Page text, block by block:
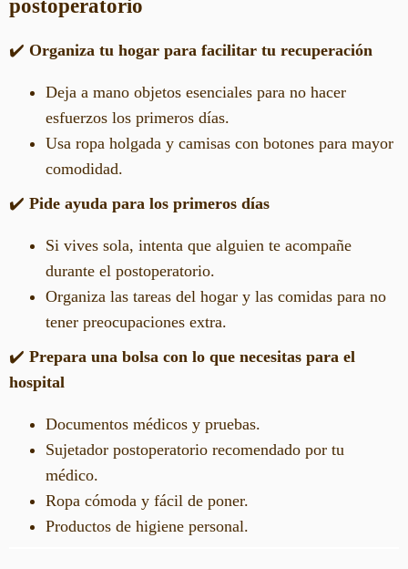
postoperatorio
✔️ Organiza tu hogar para facilitar tu recuperación
Deja a mano objetos esenciales para no hacer
esfuerzos los primeros días.
Usa ropa holgada y camisas con botones para mayor
comodidad.
✔️ Pide ayuda para los primeros días
Si vives sola, intenta que alguien te acompañe
durante el postoperatorio.
Organiza las tareas del hogar y las comidas para no
tener preocupaciones extra.
✔️ Prepara una bolsa con lo que necesitas para el
hospital
Documentos médicos y pruebas.
Sujetador postoperatorio recomendado por tu
médico.
Ropa cómoda y fácil de poner.
Productos de higiene personal.